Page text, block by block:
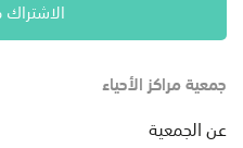
جمعية مراكز الأحياء
عن الجمعية